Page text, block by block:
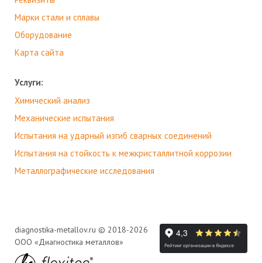
Марки стали и сплавы
Оборудование
Карта сайта
Услуги:
Химический анализ
Механические испытания
Испытания на ударный изгиб сварных соединений
Испытания на стойкость к межкристаллитной коррозии
Металлографические исследования
diagnostika-metallov.ru © 2018-2026
ООО «Диагностика металлов»